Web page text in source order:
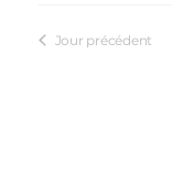
Jour précédent